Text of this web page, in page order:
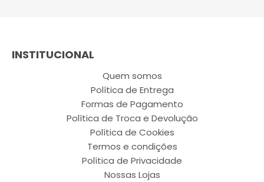
INSTITUCIONAL
Quem somos
Política de Entrega
Formas de Pagamento
Política de Troca e Devolução
Política de Cookies
Termos e condições
Política de Privacidade
Nossas Lojas